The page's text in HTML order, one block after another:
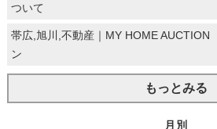
ついて
帯広,旭川,不動産｜MY HOME
ン
もっとみる
月別